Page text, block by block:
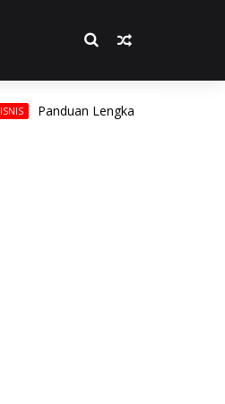
Panduan Lengkap Memilih Cincin Pria